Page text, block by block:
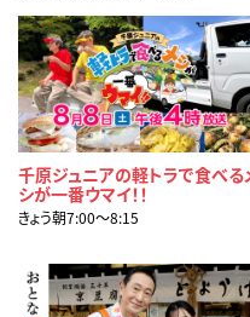
千原ジュニアの軽トラで食べる
シが一番ウマイ！！
きょう朝7:00〜8:15